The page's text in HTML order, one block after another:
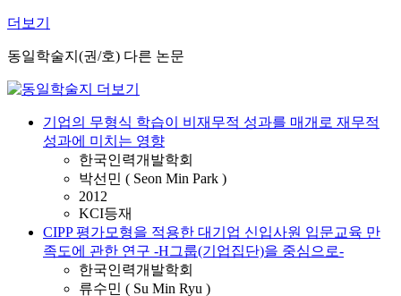
더보기
동일학술지(권/호) 다른 논문
기업의 무형식 학습이 비재무적 성과를 매개로 재무적
성과에 미치는 영향
한국인력개발학회
박선민 ( Seon Min Park )
2012
KCI등재
CIPP 평가모형을 적용한 대기업 신입사원 입문교육 만
족도에 관한 연구 -H그룹(기업집단)을 중심으로-
한국인력개발학회
류수민 ( Su Min Ryu )